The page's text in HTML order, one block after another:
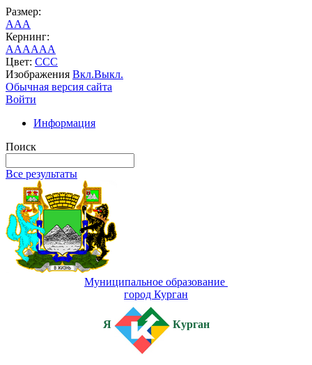
Размер:
AAA
Кернинг:
AAAAAA
Цвет: CCC
Изображения Вкл.Выкл.
Обычная версия сайта
Войти
Информация
Поиск
Все результаты
Муниципальное образование
город Курган
Я Курган